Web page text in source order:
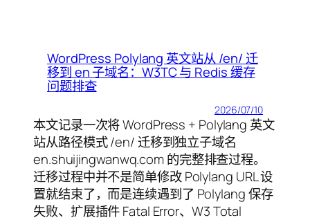
WordPress Polylang 英文站从 /en/ 迁
移到 en 子域名：W3TC 与 Redis 缓存
问题排查
2026/07/10
本文记录一次将 WordPress + Polylang 英文
站从路径模式 /en/ 迁移到独立子域名
en.shuijingwanwq.com 的完整排查过程。
迁移过程中并不是简单修改 Polylang URL 设
置就结束了，而是连续遇到了 Polylang 保存
失败、扩展插件 Fatal Error、W3 Total